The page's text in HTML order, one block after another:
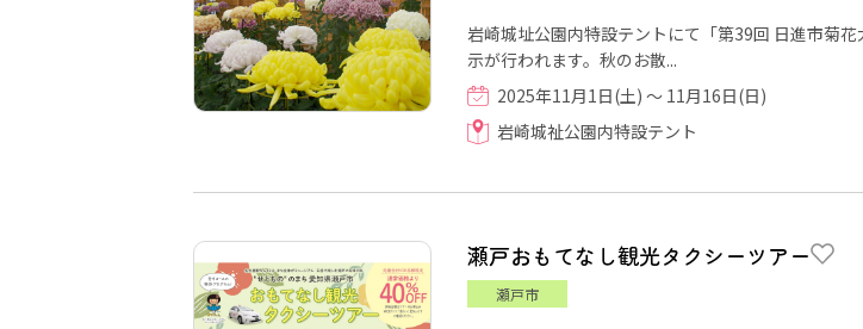
岩崎城址公園内特設テントにて「第39回 日進市菊
示が行われます。秋のお散...
2025年11月1日(土) ～ 11月16日(日)
岩崎城祉公園内特設テント
瀬戸おもてなし観光タクシーツアー
瀬戸市